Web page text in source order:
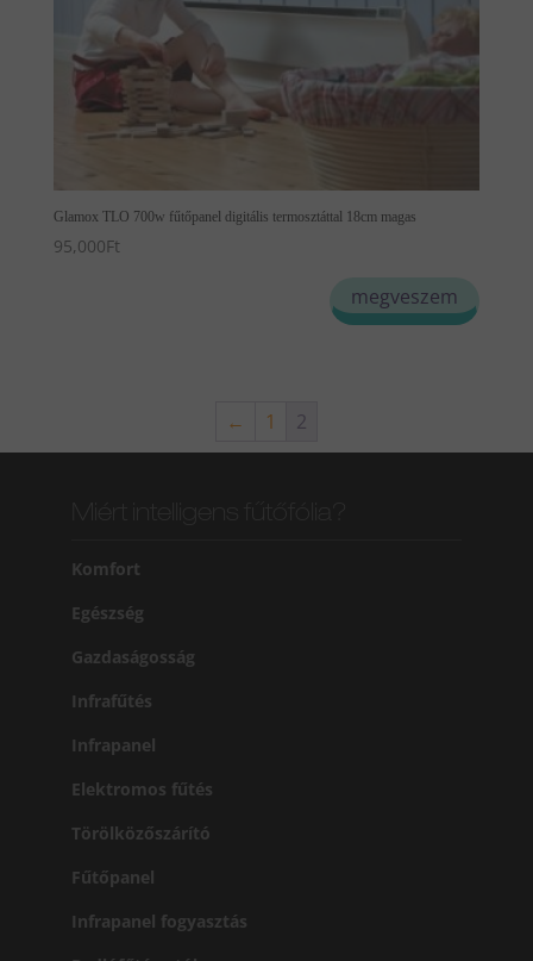
Glamox TLO 700w fűtőpanel digitális termosztáttal 18cm magas
95,000Ft
megveszem
← 1 2
Komfort
Egészség
Gazdaságosság
Infrafűtés
Infrapanel
Elektromos fűtés
Törölközőszárító
Fűtőpanel
Infrapanel fogyasztás